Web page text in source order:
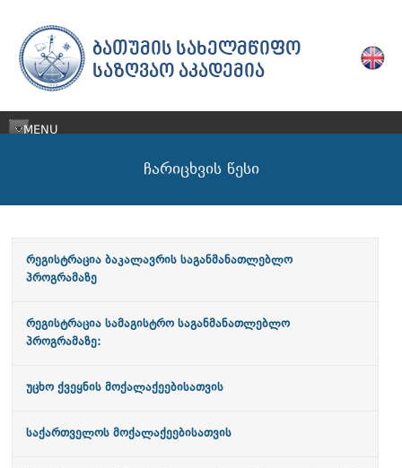
ᲑᲐᲗᲣᲛᲘᲡ ᲡᲐᲮᲔᲚᲛᲬᲘᲤᲝ
ᲡᲐᲖᲦᲕᲐᲝ ᲐᲙᲐᲓᲔᲛᲘᲐ
MENU
ჩარიცხვის წესი
რეგისტრაცია ბაკალავრის საგანმანათლებლო
პროგრამაზე
რეგისტრაცია სამაგისტრო საგანმანათლებლო
პროგრამაზე:
უცხო ქვეყნის მოქალაქეებისათვის
საქართველოს მოქალაქეებისათვის